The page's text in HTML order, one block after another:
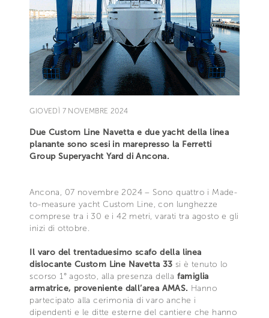
GIOVEDÌ 7 NOVEMBRE 2024
Due Custom Line Navetta e due yacht della linea
planante sono scesi in marepresso la Ferretti
Group Superyacht Yard di Ancona.
Ancona, 07 novembre 2024 – Sono quattro i Made-
to-measure yacht Custom Line, con lunghezze
comprese tra i 30 e i 42 metri, varati tra agosto e gli
inizi di ottobre.
Il varo del trentaduesimo scafo della linea
dislocante Custom Line Navetta 33 si è tenuto lo
scorso 1° agosto, alla presenza della famiglia
armatrice, proveniente dall’area AMAS. Hanno
partecipato alla cerimonia di varo anche i
dipendenti e le ditte esterne del cantiere che hanno